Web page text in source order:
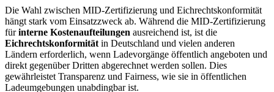
Die Wahl zwischen MID-Zertifizierung und Eichrechtskonformität
hängt stark vom Einsatzzweck ab. Während die MID-Zertifizierung
fürinterne Kostenaufteilungen ausreichend ist, ist die
Eichrechtskonformität in Deutschland und vielen anderen
Ländern erforderlich, wenn Ladevorgänge öffentlich angeboten und
direkt gegenüber Dritten abgerechnet werden sollen. Dies
gewährleistet Transparenz und Fairness, wie sie in öffentlichen
Ladeumgebungen unabdingbar ist.